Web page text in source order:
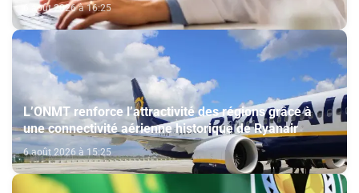
6 août 2026 à 16:25
L’ONMT renforce l’attractivité des régions grâce à
une connectivité aérienne historique de Ryanair
6 août 2026 à 15:25